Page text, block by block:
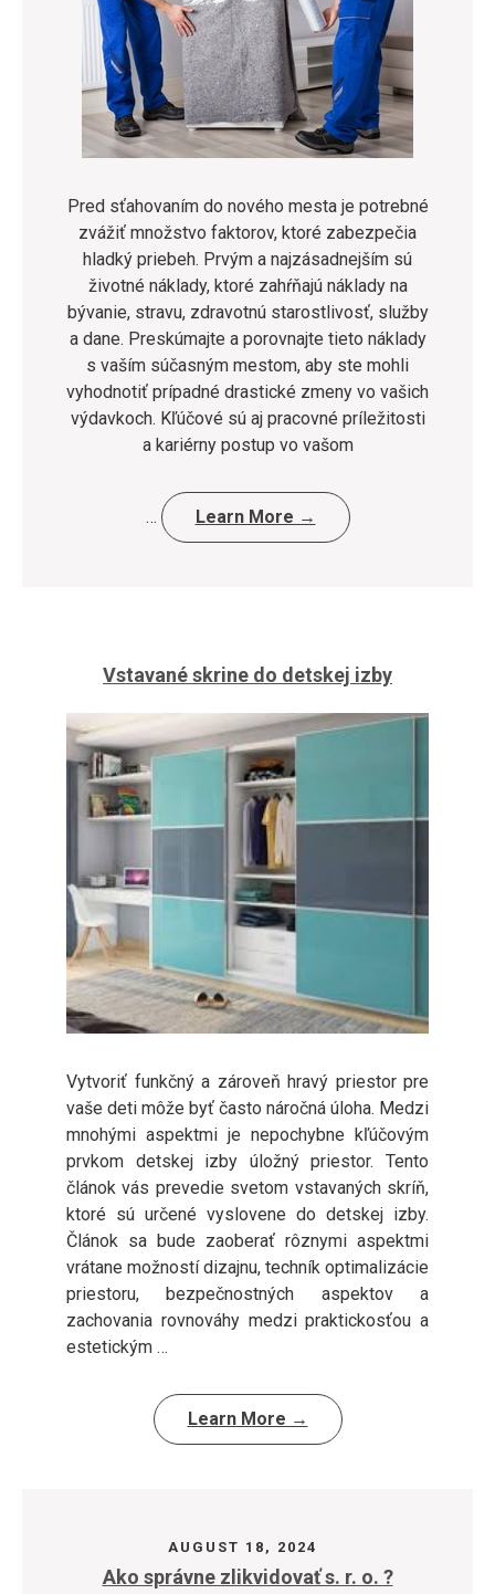
Pred sťahovaním do nového mesta je potrebné
zvážiť množstvo faktorov, ktoré zabezpečia
hladký priebeh. Prvým a najzásadnejším sú
životné náklady, ktoré zahŕňajú náklady na
bývanie, stravu, zdravotnú starostlivosť, služby
a dane. Preskúmajte a porovnajte tieto náklady
s vaším súčasným mestom, aby ste mohli
vyhodnotiť prípadné drastické zmeny vo vašich
výdavkoch. Kľúčové sú aj pracovné príležitosti
a kariérny postup vo vašom
… Learn More →
Vstavané skrine do detskej izby
Vytvoriť funkčný a zároveň hravý priestor pre
vaše deti môže byť často náročná úloha. Medzi
mnohými aspektmi je nepochybne kľúčovým
prvkom detskej izby úložný priestor. Tento
článok vás prevedie svetom vstavaných skríň,
ktoré sú určené vyslovene do detskej izby.
Článok sa bude zaoberať rôznymi aspektmi
vrátane možností dizajnu, techník optimalizácie
priestoru, bezpečnostných aspektov a
zachovania rovnováhy medzi praktickosťou a
estetickým …
Learn More →
AUGUST 18, 2024
Ako správne zlikvidovať s. r. o. ?